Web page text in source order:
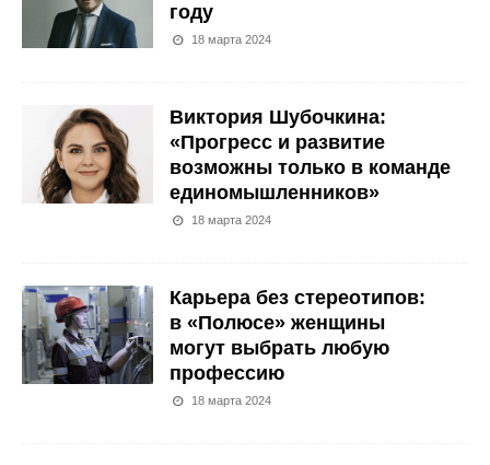
году
18 марта 2024
Виктория Шубочкина:
«Прогресс и развитие
возможны только в команде
единомышленников»
18 марта 2024
Карьера без стереотипов:
в «Полюсе» женщины
могут выбрать любую
профессию
18 марта 2024